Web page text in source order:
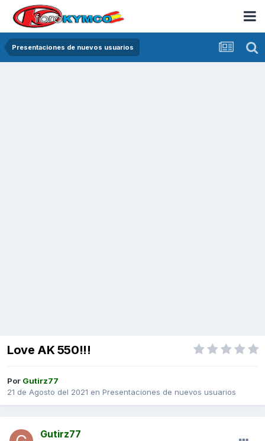
Presentaciones de nuevos usuarios
Love AK 550!!!
Por Gutirz77
21 de Agosto del 2021 en Presentaciones de nuevos usuarios
Gutirz77